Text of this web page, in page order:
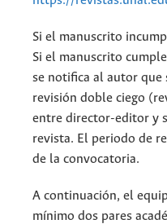
Si el manuscrito
Si el manuscrito
se notifica al autor que
revisión doble ciego
entre director-editor y
revista. El periodo de
de la convocatoria.
A continuación, el
mínimo dos pares